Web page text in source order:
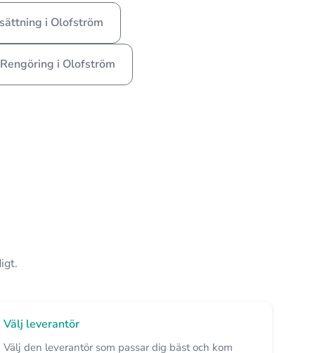
i Olofström
i Olofström
Välj leverantör
Välj den leverantör som passar dig bäst och kom